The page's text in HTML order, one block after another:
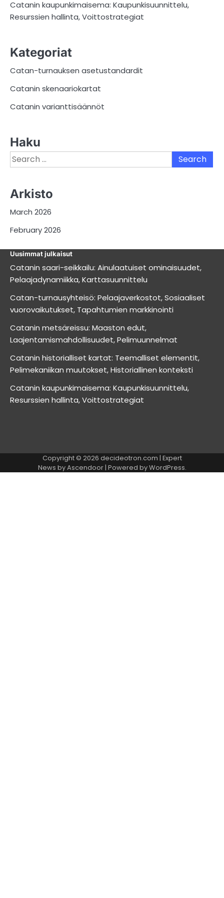
Catanin kaupunkimaisema: Kaupunkisuunnittelu,
Resurssien hallinta, Voittostrategiat
Kategoriat
Catan-turnauksen asetustandardit
Catanin skenaariokartat
Catanin varianttisäännöt
Haku
Search
for:
Arkisto
March 2026
February 2026
Uusimmat julkaisut
Catanin saari-seikkailu: Ainulaatuiset ominaisuudet,
Pelaajadynamiikka, Karttasuunnittelu
Catan-turnausyhteisö: Pelaajaverkostot, Sosiaaliset
vuorovaikutukset, Tapahtumien markkinointi
Catanin metsäreissu: Maaston edut,
Laajentamismahdollisuudet, Pelimuunnelmat
Catanin historialliset kartat: Teemalliset elementit,
Pelimekaniikan muutokset, Historiallinen konteksti
Catanin kaupunkimaisema: Kaupunkisuunnittelu,
Resurssien hallinta, Voittostrategiat
Copyright © 2026 decideotron.com | Expert
News byAscendoor| Powered byWordPress.